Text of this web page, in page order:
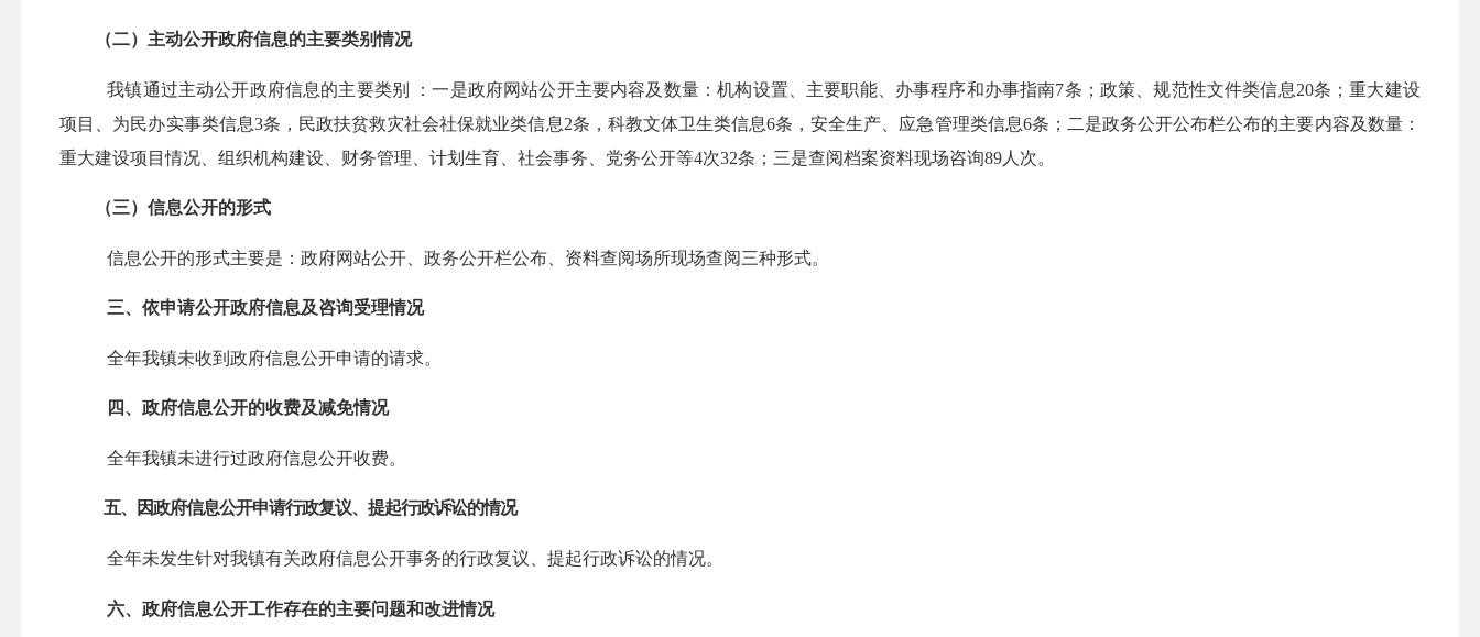
（二）主动公开政府信息的主要类别情况
我镇通过主动公开政府信息的主要类别 ：一是政府网站公开主要内容及数量：机构设置、主要职能、办事程序和办事指南7条；政策、规范性文件类信息20条；重大建设
项目、为民办实事类信息3条，民政扶贫救灾社会社保就业类信息2条，科教文体卫生类信息6条，安全生产、应急管理类信息6条；二是政务公开公布栏公布的主要内容及数量：
重大建设项目情况、组织机构建设、财务管理、计划生育、社会事务、党务公开等4次32条；三是查阅档案资料现场咨询89人次。
（三）信息公开的形式
信息公开的形式主要是：政府网站公开、政务公开栏公布、资料查阅场所现场查阅三种形式。
三、依申请公开政府信息及咨询受理情况
全年我镇未收到政府信息公开申请的请求。
四、政府信息公开的收费及减免情况
全年我镇未进行过政府信息公开收费。
五、因政府信息公开申请行政复议、提起行政诉讼的情况
全年未发生针对我镇有关政府信息公开事务的行政复议、提起行政诉讼的情况。
六、政府信息公开工作存在的主要问题和改进情况